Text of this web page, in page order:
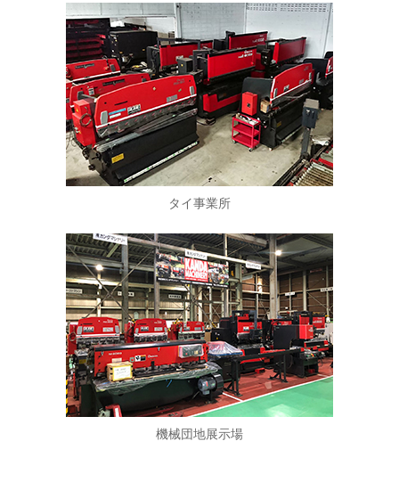
タイ事業所
機械団地展示場